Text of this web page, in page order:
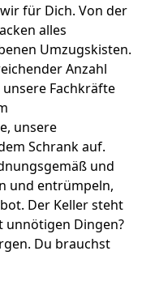
für Dich. Von der
alles
Umzugskisten.
Anzahl
Fachkräfte
unsere
Schrank auf.
und
und entrümpeln,
Der Keller steht
unnötigen Dingen?
Du brauchst